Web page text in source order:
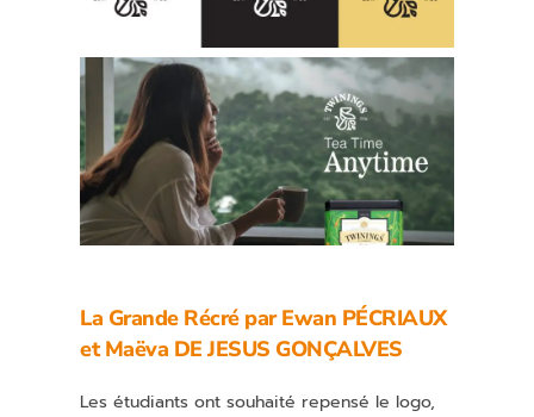
La Grande Récré parEwan PÉCRIAUX
etMaëva DE JESUS GONÇALVES
Les étudiants ont souhaité repensé le logo,